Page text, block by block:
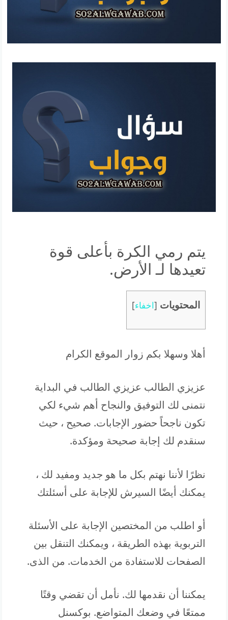
يتم رمي الكرة بأعلى قوة
تعيدها لـ الأرض.
المحتويات [اخفاء]
أهلا وسهلا بكم زوار الموقع الكرام
عزيزي الطالب عزيزي الطالب في البداية
نتمنى لك التوفيق والنجاح أهم شيء لكي
تكون ناجحاً حضور الإجابات. صحيح ، حيث
سنقدم لك إجابة صحيحة ومؤكدة.
نظرًا لأننا نهتم بكل ما هو جديد ومفيد لك ،
يمكنك أيضًا السيرش للإجابة على أسئلتك
أو اطلب من المختصين الإجابة على الأسئلة
التربوية بهذه الطريقة ، ويمكنك التنقل بين
الصفحات للاستفادة من الخدمات. من الذى.
يمكننا أن نقدمها لك. نأمل أن تقضي وقتًا
ممتعًا في وضعك المتواضع. بوكسنل